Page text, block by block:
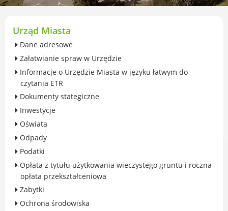
przekształceniowa
Ochrona środowiska
Edukacja ekologiczna
SZYKUJ SIĘ NA ZMIANY KLIMATU
Komunikacja miejska
Rolnictwo
Zwierzęta
Organizacje pozarządowe
Konsultacje społeczne i ewaluacje
Luboński Budżet Obywatelski
Urząd Miasta
Dane adresowe
Załatwianie spraw w Urzędzie
Informacje o Urzędzie Miasta w języku łatwym do
czytania ETR
Dokumenty stategiczne
Inwestycje
Oświata
Odpady
Podatki
Opłata z tytułu użytkowania wieczystego gruntu i roczna
opłata przekształceniowa
Zabytki
Ochrona środowiska